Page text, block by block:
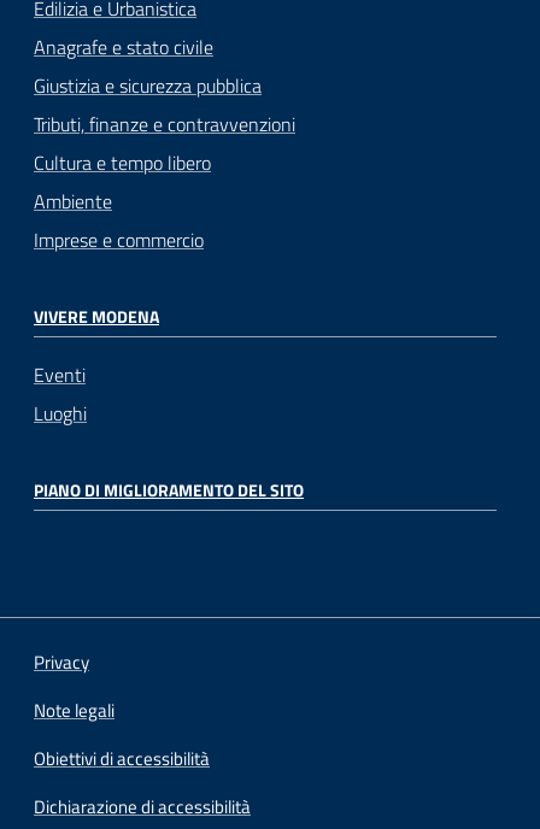
Edilizia e Urbanistica
Anagrafe e stato civile
Giustizia e sicurezza pubblica
Tributi, finanze e contravvenzioni
Cultura e tempo libero
Ambiente
Imprese e commercio
VIVERE MODENA
Eventi
Luoghi
PIANO DI MIGLIORAMENTO DEL SITO
Privacy
Note legali
Obiettivi di accessibilità
Dichiarazione di accessibilità